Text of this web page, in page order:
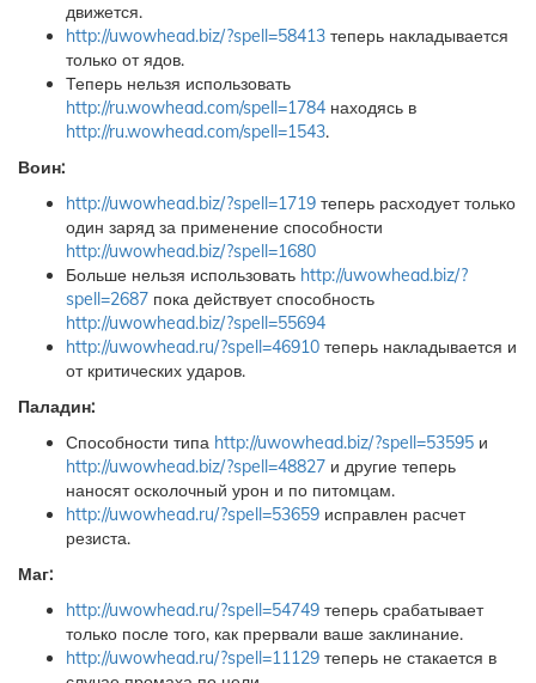
движется.
http://uwowhead.biz/?spell=58413 теперь накладывается
только от ядов.
Теперь нельзя использовать
http://ru.wowhead.com/spell=1784 находясь в
http://ru.wowhead.com/spell=1543.
Воин:
http://uwowhead.biz/?spell=1719 теперь расходует только
один заряд за применение способности
http://uwowhead.biz/?spell=1680
Больше нельзя использовать http://uwowhead.biz/?
spell=2687 пока действует способность
http://uwowhead.biz/?spell=55694
http://uwowhead.ru/?spell=46910 теперь накладывается и
от критических ударов.
Паладин:
Способности типа http://uwowhead.biz/?spell=53595 и
http://uwowhead.biz/?spell=48827 и другие теперь
наносят осколочный урон и по питомцам.
http://uwowhead.ru/?spell=53659 исправлен расчет
резиста.
Маг:
http://uwowhead.ru/?spell=54749 теперь срабатывает
только после того, как прервали ваше заклинание.
http://uwowhead.ru/?spell=11129 теперь не стакается в